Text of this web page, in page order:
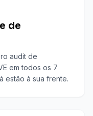
de
audit de
em todos os 7
estão à sua frente.